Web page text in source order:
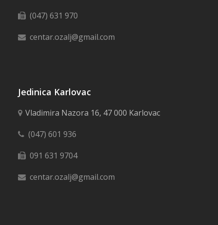
(047) 631 970
centar.ozalj@gmail.com
Jedinica Karlovac
Vladimira Nazora 16, 47 000 Karlovac
(047) 601 936
091 631 9704
centar.ozalj@gmail.com